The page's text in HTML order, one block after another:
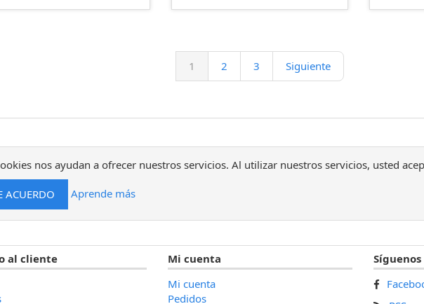
1 2 3 Siguiente
nos ayudan a ofrecer nuestros servicios. Al utilizar nuestros servicios, usted
Aprende más
al cliente
Mi cuenta
Mi cuenta
Pedidos
Síguenos